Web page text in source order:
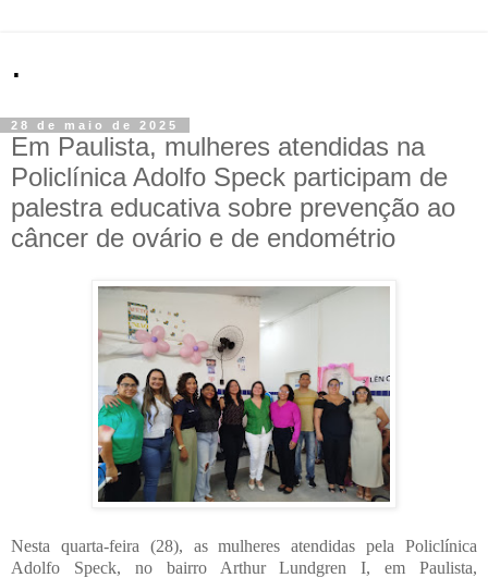
.
28 de maio de 2025
Em Paulista, mulheres atendidas na
Policlínica Adolfo Speck participam de
palestra educativa sobre prevenção ao
câncer de ovário e de endométrio
Nesta quarta-feira (28), as mulheres atendidas pela Policlínica
Adolfo Speck, no bairro Arthur Lundgren I, em Paulista,